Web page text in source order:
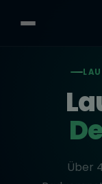
Über